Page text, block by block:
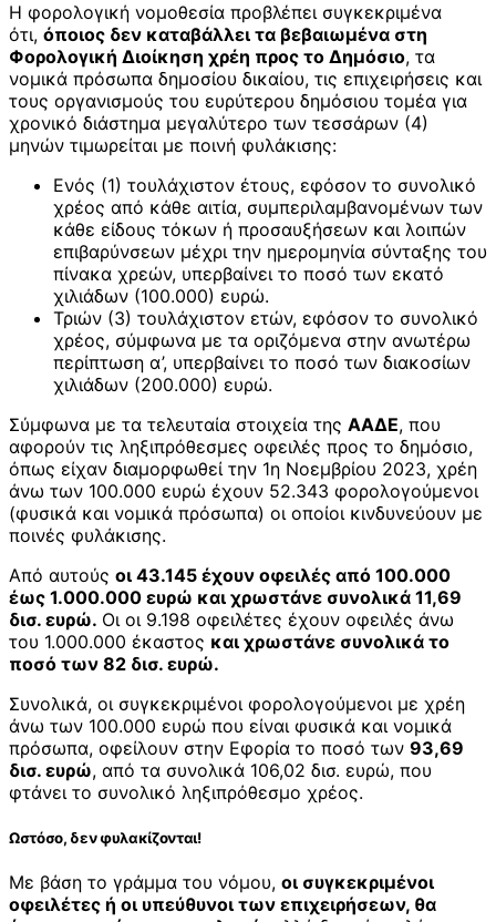
Η φορολογική νομοθεσία προβλέπει συγκεκριμένα
ότι, όποιος δεν καταβάλλει τα βεβαιωμένα στη
Φορολογική Διοίκηση χρέη προς το Δημόσιο, τα
νομικά πρόσωπα δημοσίου δικαίου, τις επιχειρήσεις και
τους οργανισμούς του ευρύτερου δημόσιου τομέα για
χρονικό διάστημα μεγαλύτερο των τεσσάρων (4)
μηνών τιμωρείται με ποινή φυλάκισης:
Ενός (1) τουλάχιστον έτους, εφόσον το συνολικό
χρέος από κάθε αιτία, συμπεριλαμβανομένων των
κάθε είδους τόκων ή προσαυξήσεων και λοιπών
επιβαρύνσεων μέχρι την ημερομηνία σύνταξης του
πίνακα χρεών, υπερβαίνει το ποσό των εκατό
χιλιάδων (100.000) ευρώ.
Τριών (3) τουλάχιστον ετών, εφόσον το συνολικό
χρέος, σύμφωνα με τα οριζόμενα στην ανωτέρω
περίπτωση α’, υπερβαίνει το ποσό των διακοσίων
χιλιάδων (200.000) ευρώ.
Σύμφωνα με τα τελευταία στοιχεία της ΑΑΔΕ, που
αφορούν τις ληξιπρόθεσμες οφειλές προς το δημόσιο,
όπως είχαν διαμορφωθεί την 1η Νοεμβρίου 2023, χρέη
άνω των 100.000 ευρώ έχουν 52.343 φορολογούμενοι
(φυσικά και νομικά πρόσωπα) οι οποίοι κινδυνεύουν με
ποινές φυλάκισης.
Από αυτούς οι 43.145 έχουν οφειλές από 100.000
έως 1.000.000 ευρώ και χρωστάνε συνολικά 11,69
δισ. ευρώ. Οι οι 9.198 οφειλέτες έχουν οφειλές άνω
του 1.000.000 έκαστος και χρωστάνε συνολικά το
ποσό των 82 δισ. ευρώ.
Συνολικά, οι συγκεκριμένοι φορολογούμενοι με χρέη
άνω των 100.000 ευρώ που είναι φυσικά και νομικά
πρόσωπα, οφείλουν στην Εφορία το ποσό των 93,69
δισ. ευρώ, από τα συνολικά 106,02 δισ. ευρώ, που
φτάνει το συνολικό ληξιπρόθεσμο χρέος.
Ωστόσο, δεν φυλακίζονται!
Με βάση το γράμμα του νόμου, οι συγκεκριμένοι
οφειλέτες ή οι υπεύθυνοι των επιχειρήσεων, θα